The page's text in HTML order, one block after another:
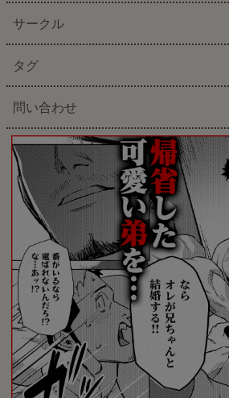
サークル
タグ
問い合わせ